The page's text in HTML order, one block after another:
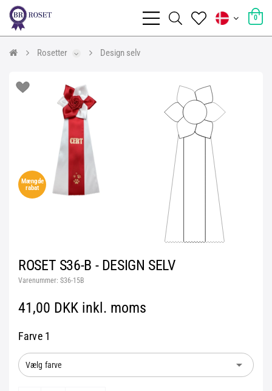
0
Rosetter Design selv
Mængde
rabat
ROSET S36-B - DESIGN SELV
Varenummer: S36-15B
41,00 DKK inkl. moms
Farve 1
Vælg farve arrow_drop_down